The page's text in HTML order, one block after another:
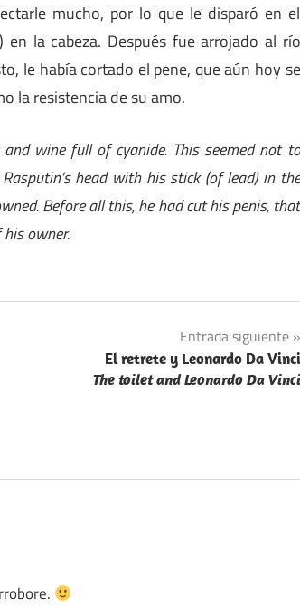
mucho, por lo que le disparó en el
la cabeza. Después fue arrojado al río
le había cortado el pene, que aún hoy se
la resistencia de su amo.
wine full of cyanide. This seemed not to
head with his stick (of lead) in the
Before all this, he had cut his penis, that
owner.
Entrada siguiente
El retrete y Leonardo Da Vinci
The toilet and Leonardo Da Vinci